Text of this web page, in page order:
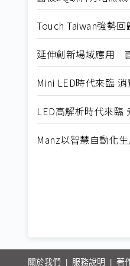
Touch Taiwan強勢
延伸創新場域應用
Mini LED時代來臨
LED高解析時代來臨
Manz以智慧自動化
關於我們 服務說明 著